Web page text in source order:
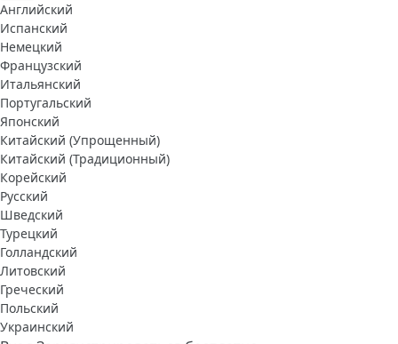
Английский
Испанский
Немецкий
Французский
Итальянский
Португальский
Японский
Китайский (Упрощенный)
Китайский (Традиционный)
Корейский
Русский
Шведский
Турецкий
Голландский
Литовский
Греческий
Польский
Украинский